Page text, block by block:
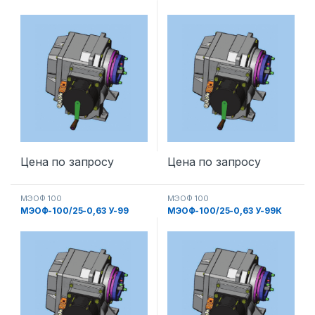
Цена по запросу Цена по запросу
МЭОФ 100
МЭОФ-100/25-0,63 У-99
МЭОФ 100
МЭОФ-100/25-0,63 У-99К